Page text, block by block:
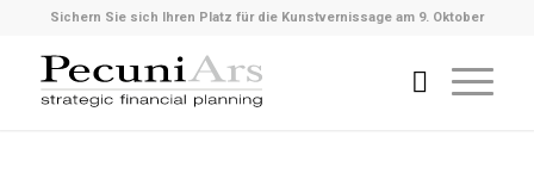
Sichern Sie sich Ihren Platz für die Kunstvernissage am 9. Oktober